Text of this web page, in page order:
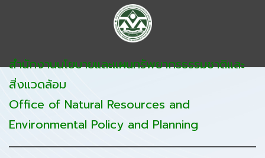
สำนักงานนโยบายและแผนทรัพยากรธรรมชาติและ
สิ่งแวดล้อม
Office of Natural Resources and
Environmental Policy and Planning